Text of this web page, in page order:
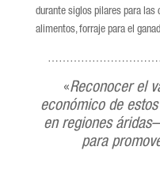
durante siglos pilares para las
alimentos, forraje para el
«Reconocer el
económico de
en regiones
para